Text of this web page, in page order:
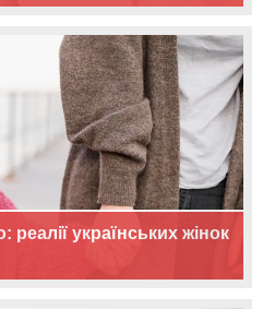
реалії українських жінок